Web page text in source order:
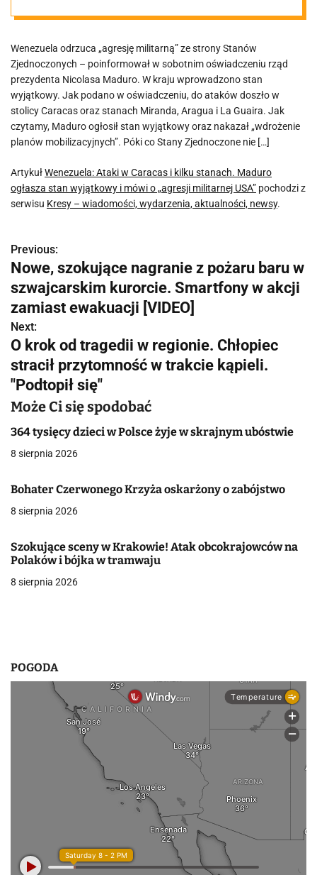
stan wyjątkowy
i mówi o
„agresji
militarnej USA”
Wenezuela odrzuca „agresję militarną” ze strony Stanów
Zjednoczonych – poinformował w sobotnim oświadczeniu rząd
prezydenta Nicolasa Maduro. W kraju wprowadzono stan
wyjątkowy. Jak podano w oświadczeniu, do ataków doszło w
stolicy Caracas oraz stanach Miranda, Aragua i La Guaira. Jak
czytamy, Maduro ogłosił stan wyjątkowy oraz nakazał „wdrożenie
planów mobilizacyjnych”. Póki co Stany Zjednoczone nie […]
ArtykułWenezuela: Ataki w Caracas i kilku stanach. Maduro
ogłasza stan wyjątkowy i mówi o „agresji militarnej USA” pochodzi z
serwisu Kresy – wiadomości, wydarzenia, aktualności, newsy.
N
a
w
i
g
a
c
j
w
i
s
Previous:
Nowe, szokujące nagranie z pożaru baru w
szwajcarskim kurorcie. Smartfony w akcji
zamiast ewakuacji [VIDEO]
Next:
O krok od tragedii w regionie. Chłopiec
stracił przytomność w trakcie kąpieli.
"Podtopił się"
Może Ci się spodobać
364 tysięcy dzieci w Polsce żyje w skrajnym ubóstwie
8 sierpnia 2026
Bohater Czerwonego Krzyża oskarżony o zabójstwo
8 sierpnia 2026
Szokujące sceny w Krakowie! Atak obcokrajowców na
Polaków i bójka w tramwaju
8 sierpnia 2026
POGODA